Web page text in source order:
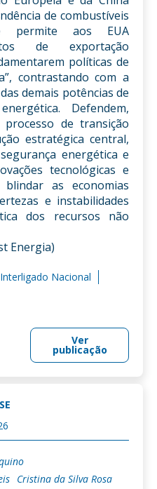
de combustíveis
permite aos EUA
de exportação
políticas de
contrastando com a
demais potências de
Defendem,
de transição
estratégica central,
energética e
tecnológicas e
as economias
e instabilidades
dos recursos não
Energia)
Nacional
Ver
publicação
Cristina da Silva Rosa